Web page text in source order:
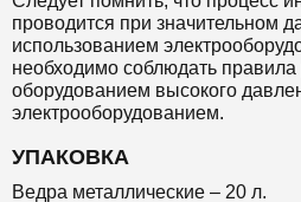
проводится при значительном
использованием
необходимо соблюдать
оборудованием высокого
электрооборудованием.
УПАКОВКА
Ведра металлические – 20 л.